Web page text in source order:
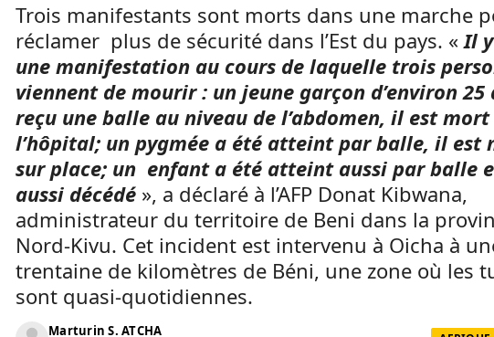
Trois manifestants sont morts dans une marche
réclamer plus de sécurité dans l’Est du pays. «Il
une manifestation au cours de laquelle trois
viennent de mourir : un jeune garçon d’environ 25
reçu une balle au niveau de l’abdomen, il est
l’hôpital; un pygmée a été atteint par balle, il est
sur place; un enfant a été atteint aussi par balle
aussi décédé », a déclaré à l’AFP Donat Kibwana,
administrateur du territoire de Beni dans la
Nord-Kivu. Cet incident est intervenu à Oicha à
trentaine de kilomètres de Béni, une zone où les
sont quasi-quotidiennes.
Marturin S. ATCHA